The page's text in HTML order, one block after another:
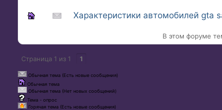
Характеристики автомобилей gta
В этом форуме
Страница 1 из 1 1
Обычная тема (Есть новые сообщения)
Обычная тема
Обычная тема (Нет новых сообщений)
Тема - опрос
Горячая тема (Есть новые сообщения)